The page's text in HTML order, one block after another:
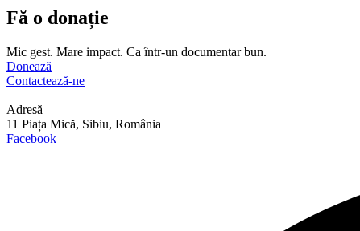
Fă o donație
Mic gest. Mare impact. Ca într-un documentar bun.
Donează
Contactează-ne
Adresă
11 Piața Mică, Sibiu, România
Facebook